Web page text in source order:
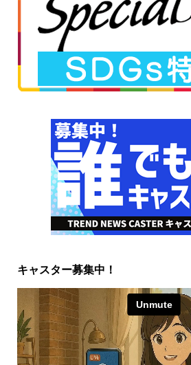
キャスター募集中！